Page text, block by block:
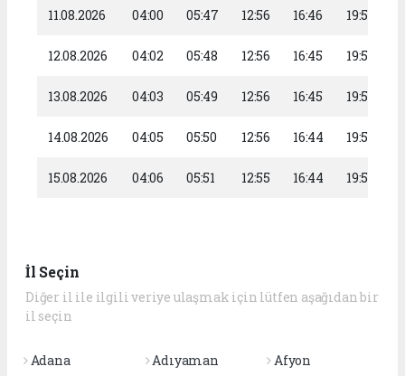
11.08.2026 04:00 05:47 12:56 16:46 19:55
12.08.2026 04:02 05:48 12:56 16:45 19:54
13.08.2026 04:03 05:49 12:56 16:45 19:52
14.08.2026 04:05 05:50 12:56 16:44 19:51
15.08.2026 04:06 05:51 12:55 16:44 19:50
İl Seçin
Diğer il ile ilgili veriye ulaşmak için lütfen aşağıdan bir
il seçin
Adana Adıyaman
Afyon